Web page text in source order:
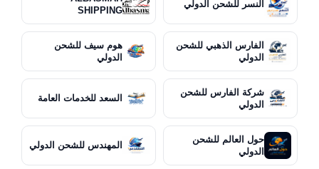
النسر للشحن الدولي
SHIPPING
الفارس الذهبي للشحن
الدولي
هوم سيف للشحن
الدولي
شركة الفارس للشحن
الدولي
السعد للخدمات العامة
حول العالم للشحن
الدولي
المهندس للشحن الدولي